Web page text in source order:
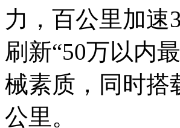
力，百公里加速
刷新“50万以内
械素质，同时搭
公里。